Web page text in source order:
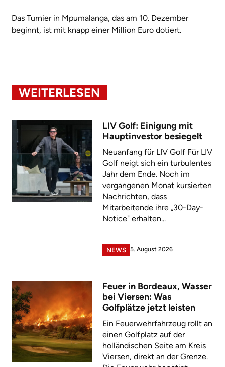
Das Turnier in Mpumalanga, das am 10. Dezember
beginnt, ist mit knapp einer Million Euro dotiert.
WEITERLESEN
LIV Golf: Einigung mit
Hauptinvestor besiegelt
Neuanfang für LIV Golf Für LIV
Golf neigt sich ein turbulentes
Jahr dem Ende. Noch im
vergangenen Monat kursierten
Nachrichten, dass
Mitarbeitende ihre „30-Day-
Notice" erhalten...
NEWS 5. August 2026
Feuer in Bordeaux, Wasser
bei Viersen: Was
Golfplätze jetzt leisten
Ein Feuerwehrfahrzeug rollt an
einen Golfplatz auf der
holländischen Seite am Kreis
Viersen, direkt an der Grenze.